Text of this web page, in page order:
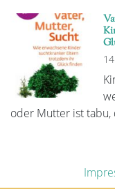
oder Mutter ist tabu,